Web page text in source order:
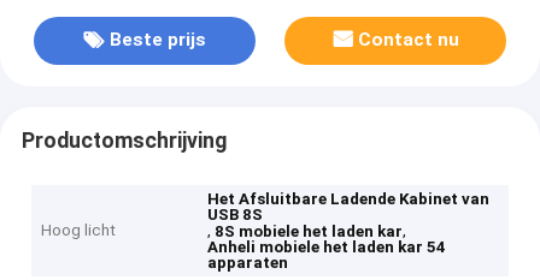
Beste prijs Contact nu
Productomschrijving
Hoog licht
Het Afsluitbare Ladende Kabinet van
USB 8S
, 8S mobiele het laden kar,
Anheli mobiele het laden kar 54
apparaten